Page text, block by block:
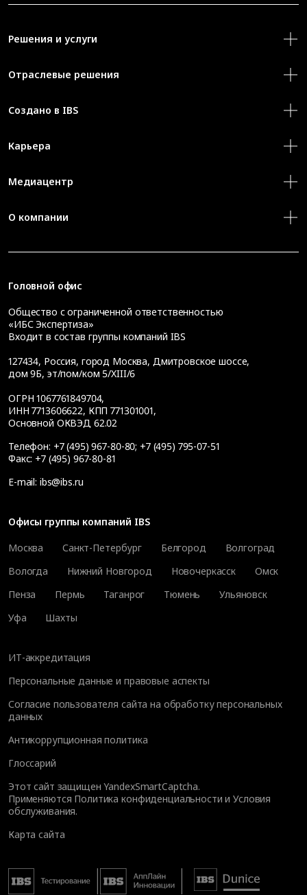
Решения и услуги
Отраслевые решения
Создано в IBS
Карьера
Медиацентр
О компании
Головной офис
Общество с ограниченной ответственностью
«ИБС Экспертиза»
Входит в состав группы компаний IBS
127434, Россия, город Москва, Дмитровское шоссе,
дом 9Б, эт/пом/ком 5/XIII/6
ОГРН 1067761849704,
ИНН 7713606622, КПП 771301001,
Основной ОКВЭД 62.02
Телефон: +7 (495) 967-80-80; +7 (495) 795-07-51
Факс: +7 (495) 967-80-81
E-mail: ibs@ibs.ru
Офисы группы компаний IBS
Москва
Санкт-Петербург Белгород
Волгоград
Вологда
Нижний Новгород Новочеркасск
Омск
Пенза
Пермь Таганрог Тюмень
Ульяновск
Уфа
Шахты
ИТ-аккредитация
Персональные данные и правовые аспекты
Согласие пользователя сайта на обработку персональных
данных
Антикоррупционная политика
Глоссарий
Этот сайт защищен YandexSmartCaptcha.
Применяются Политика конфиденциальности иУсловия
обслуживания.
Карта сайта